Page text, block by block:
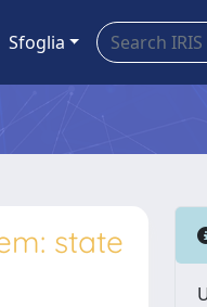
Sfoglia
state